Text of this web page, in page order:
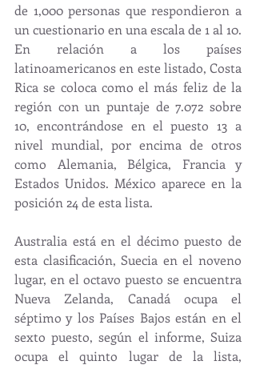
de 1,000 personas que respondieron a
un cuestionario en una escala de 1 al 10.
En relación a los países
latinoamericanos en este listado, Costa
Rica se coloca como el más feliz de la
región con un puntaje de 7.072 sobre
10, encontrándose en el puesto 13 a
nivel mundial, por encima de otros
como Alemania, Bélgica, Francia y
Estados Unidos. México aparece en la
posición 24 de esta lista.
Australia está en el décimo puesto de
esta clasificación, Suecia en el noveno
lugar, en el octavo puesto se encuentra
Nueva Zelanda, Canadá ocupa el
séptimo y los Países Bajos están en el
sexto puesto, según el informe, Suiza
ocupa el quinto lugar de la lista,